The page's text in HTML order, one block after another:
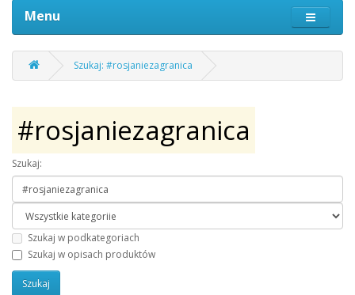
Menu
Szukaj: #rosjaniezagranica
#rosjaniezagranica
Szukaj:
Szukaj w podkategoriach
Szukaj w opisach produktów